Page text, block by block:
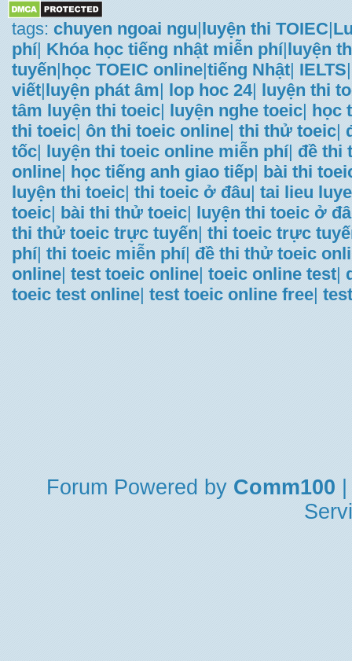
tags: chuyen ngoai ngu|luyện thi TOIEC|
phí| Khóa học tiếng nhật miễn phí|luyện
tuyến|học TOEIC online|tiếng Nhật| IELTS|
viết|luyện phát âm| lop hoc 24| luyện thi
tâm luyện thi toeic| luyện nghe toeic| học
thi toeic| ôn thi toeic online| thi thử toeic|
tốc| luyện thi toeic online miễn phí| đề thi
online| học tiếng anh giao tiếp| bài thi
luyện thi toeic| thi toeic ở đâu| tai lieu
toeic| bài thi thử toeic| luyện thi toeic ở
thi thử toeic trực tuyến| thi toeic trực
phí| thi toeic miễn phí| đề thi thử toeic
online| test toeic online| toeic online test|
toeic test online| test toeic online free|
Forum Powered by Comm100